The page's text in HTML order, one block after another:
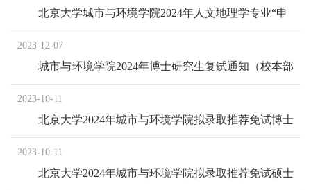
北京大学城市与环境学院2024年人文地理学专业“申
请-考核制”博士研究生招生复试成绩
2023-12-07
城市与环境学院2024年博士研究生复试通知（校本部
硕转博、申请-考核制考生）
2023-10-11
北京大学2024年城市与环境学院拟录取推荐免试博士
研究生公示名单
2023-10-11
北京大学2024年城市与环境学院拟录取推荐免试硕士